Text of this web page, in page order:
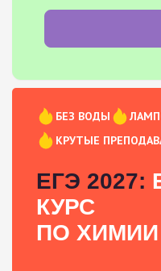
БЕЗ ВОДЫ
КРУТЫЕ
ЕГЭ 2027:
КУРС
ПО ХИМИИ